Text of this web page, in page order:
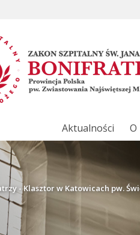
Aktualności O
- Klasztor w Katowicach pw.